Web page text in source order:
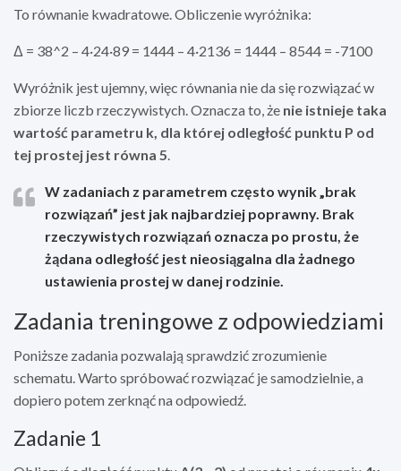
To równanie kwadratowe. Obliczenie wyróżnika:
Δ = 38^2 – 4·24·89 = 1444 – 4·2136 = 1444 – 8544 = -7100
Wyróżnik jest ujemny, więc równania nie da się rozwiązać w
zbiorze liczb rzeczywistych. Oznacza to, że nie istnieje taka
wartość parametru k, dla której odległość punktu P od
tej prostej jest równa 5
W zadaniach z parametrem często wynik „brak
rozwiązań” jest jak najbardziej poprawny. Brak
rzeczywistych rozwiązań oznacza po prostu, że
żądana odległość jest nieosiągalna dla żadnego
ustawienia prostej w danej rodzinie.
Zadania treningowe z odpowiedziami
Poniższe zadania pozwalają sprawdzić zrozumienie
schematu. Warto spróbować rozwiązać je samodzielnie, a
dopiero potem zerknąć na odpowiedź.
Zadanie 1